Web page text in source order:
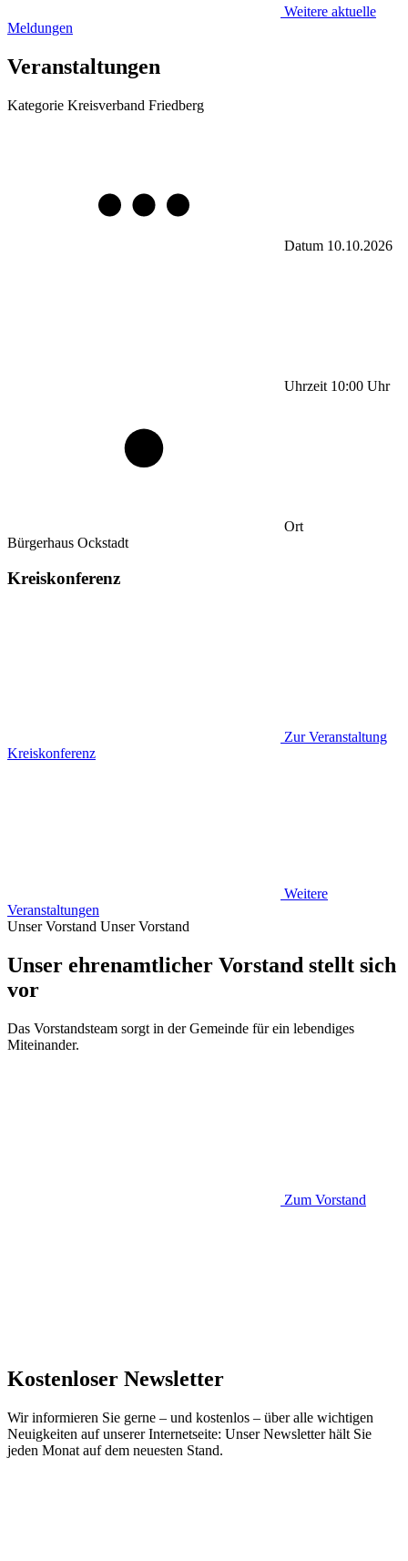
Weitere aktuelle
Meldungen
Veranstaltungen
Kategorie Kreisverband Friedberg
Datum 10.10.2026
Uhrzeit 10:00 Uhr
Ort
Bürgerhaus Ockstadt
Kreiskonferenz
Zur Veranstaltung
Kreiskonferenz
Weitere
Veranstaltungen
Unser Vorstand Unser Vorstand
Unser ehrenamtlicher Vorstand stellt sich
vor
Das Vorstandsteam sorgt in der Gemeinde für ein lebendiges
Miteinander.
Zum Vorstand
Kostenloser Newsletter
Wir informieren Sie gerne – und kostenlos – über alle wichtigen
Neuigkeiten auf unserer Internetseite: Unser Newsletter hält Sie
jeden Monat auf dem neuesten Stand.